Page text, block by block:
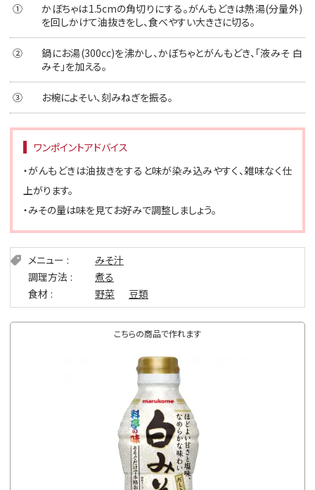
①
かぼちゃは1.5cmの角切りにする。がんもどきは熱湯(分量外)
を回しかけて油抜きをし、食べやすい大きさに切る。
②
鍋にお湯(300cc)を沸かし、かぼちゃとがんもどき、「液みそ 白
みそ」を加える。
③ お椀によそい、刻みねぎを振る。
ワンポイントアドバイス
・がんもどきは油抜きをすると味が染み込みやすく、雑味なく仕
上がります。
・みその量は味を見てお好みで調整しましょう。
メニュー
みそ汁
調理方法
煮る
食材
野菜 豆類
こちらの商品で作れます